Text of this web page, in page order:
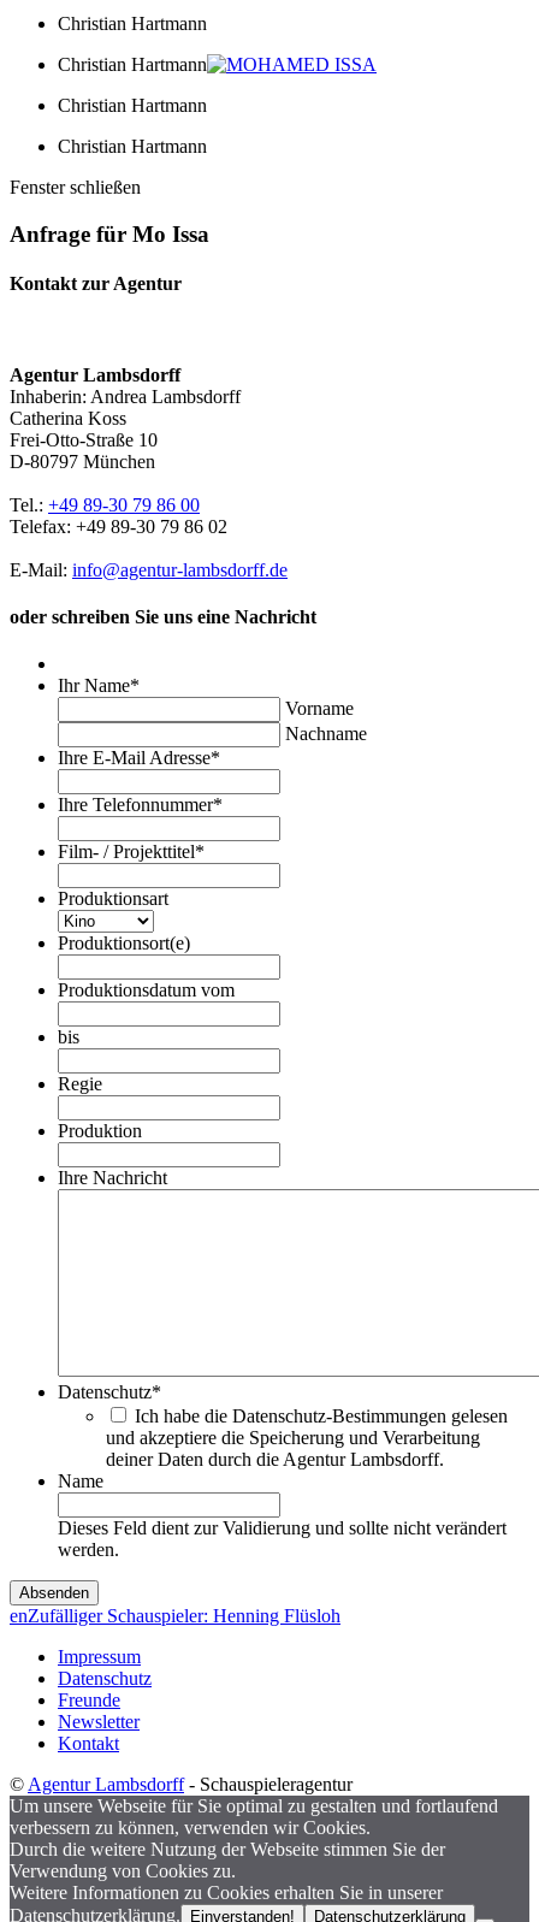
Christian Hartmann
Christian Hartmann
Christian Hartmann
Christian Hartmann
Fenster schließen
Anfrage für Mo Issa
Kontakt zur Agentur
Agentur Lambsdorff
Inhaberin: Andrea Lambsdorff
Catherina Koss
Frei-Otto-Straße 10
D-80797 München
Tel.: +49 89-30 79 86 00
Telefax: +49 89-30 79 86 02
E-Mail: info@agentur-lambsdorff.de
oder schreiben Sie uns eine Nachricht
Ihr Name*
Vorname
Nachname
Ihre E-Mail Adresse*
Ihre Telefonnummer*
Film- / Projekttitel*
Produktionsart
Produktionsort(e)
Produktionsdatum vom
Punkt
MM
Punkt
JJJJ
bis
Punkt
MM
Punkt
JJJJ
Regie
Produktion
Ihre Nachricht
Datenschutz*
Ich habe die Datenschutz-Bestimmungen gelesen
und akzeptiere die Speicherung und Verarbeitung
deiner Daten durch die Agentur Lambsdorff.
Name
Dieses Feld dient zur Validierung und sollte nicht verändert
werden.
enZufälliger Schauspieler: Henning Flüsloh
Impressum
Datenschutz
Freunde
Newsletter
Kontakt
© Agentur Lambsdorff- Schauspieleragentur
Um unsere Webseite für Sie optimal zu gestalten und fortlaufend
verbessern zu können, verwenden wir Cookies.
Durch die weitere Nutzung der Webseite stimmen Sie der
Verwendung von Cookies zu.
Weitere Informationen zu Cookies erhalten Sie in unserer
Datenschutzerklärung.
Einverstanden! Datenschutzerklärung